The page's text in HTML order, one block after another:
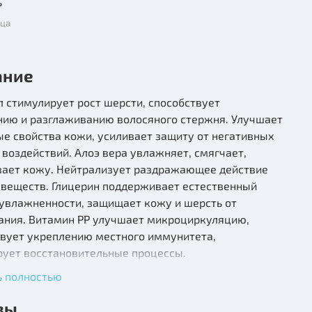
стимулирует рост шерсти, способствует
и разглаживанию волосяного стержня. Улучшает
свойства кожи, усиливает защиту от негативных
Алоэ вера увлажняет, смягчает,
кожу. Нейтрализует раздражающее действие
Глицерин поддерживает естественный
защищает кожу и шерсть от
Витамин РР улучшает микроциркуляцию,
укреплению местного иммунитета,
восстановительные процессы.
лауретсульфат натрия, кокамидопропилбетаин,
полностью